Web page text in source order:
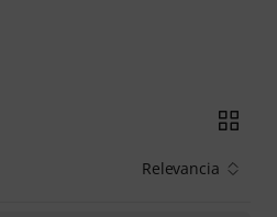
Relevancia